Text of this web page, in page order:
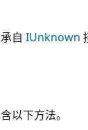
自 IUnknown
以下方法。